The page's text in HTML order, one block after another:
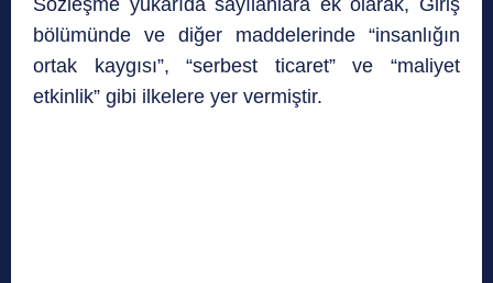
bölümünde ve diğer maddelerinde “insanlığın
ortak kaygısı”, “serbest ticaret” ve “maliyet
etkinlik” gibi ilkelere yer vermiştir.